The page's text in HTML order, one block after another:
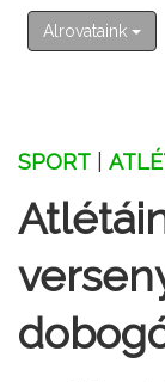
Alrovataink
SPORT